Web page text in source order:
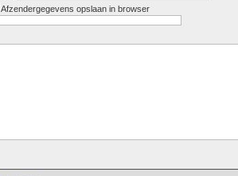
Afzendergegevens opslaan in browser